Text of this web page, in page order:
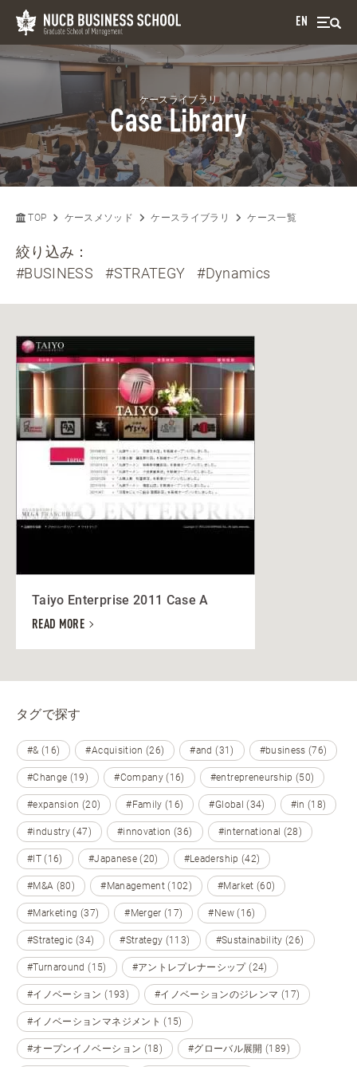
EN
ケースライブラリ
Case Library
TOP ケースメソッド ケースライブラリ ケース一覧
絞り込み：
#BUSINESS
#STRATEGY #Dynamics
Taiyo Enterprise 2011 Case A
READ MORE
タグで探す
#& (16) #Acquisition (26) #and (31) #business (76)
#Change (19) #Company (16) #entrepreneurship (50)
#expansion (20) #Family (16) #Global (34) #in (18)
#industry (47) #innovation (36) #international (28)
#IT (16) #Japanese (20) #Leadership (42)
#M&A (80) #Management (102) #Market (60)
#Marketing (37) #Merger (17) #New (16)
#Strategic (34) #Strategy (113) #Sustainability (26)
#Turnaround (15) #アントレプレナーシップ (24)
#イノベーション (193) #イノベーションのジレンマ (17)
#イノベーションマネジメント (15)
#オープンイノベーション (18) #グローバル展開 (189)